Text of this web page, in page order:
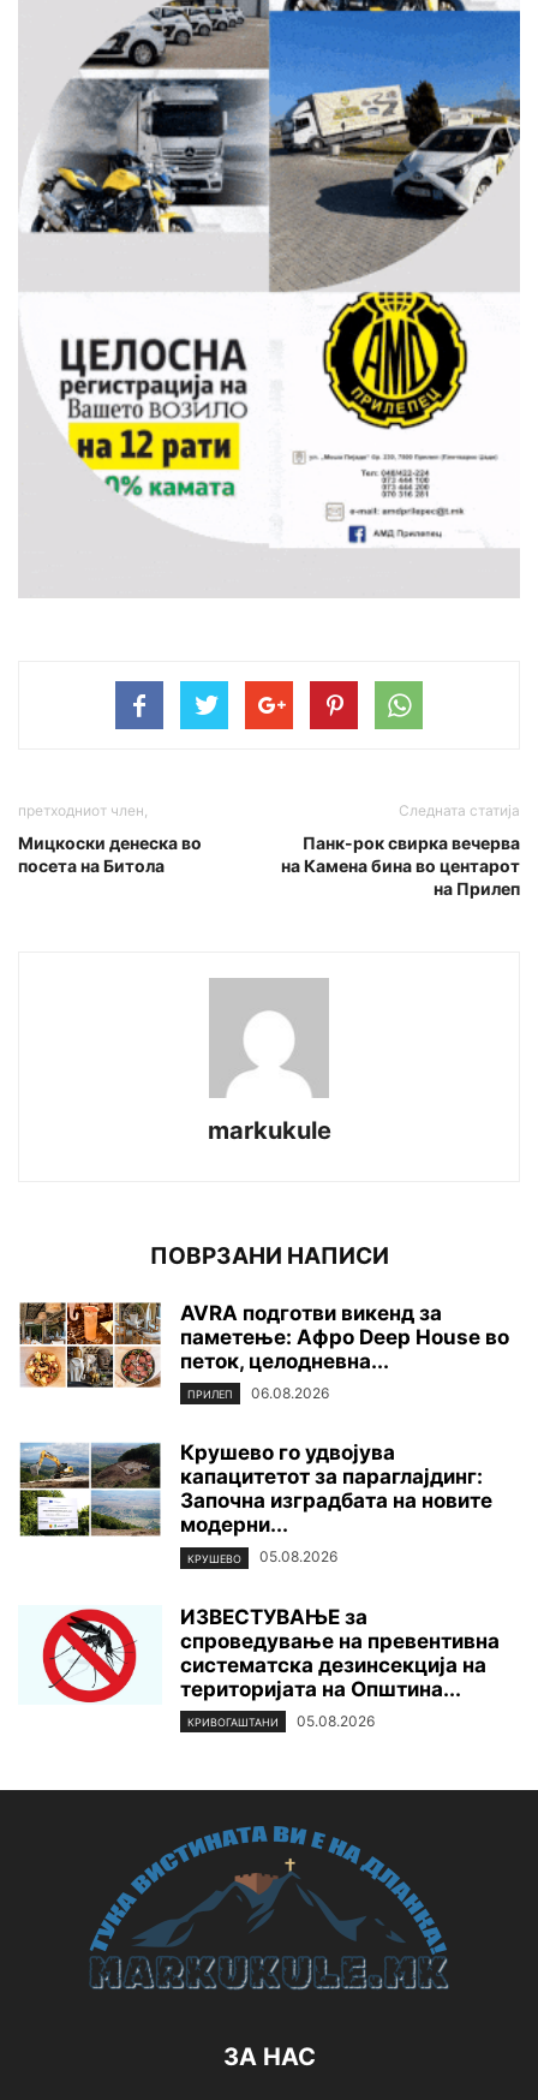
претходниот член,
Мицкоски денеска во
посета на Битола
Следната статија
Панк-рок свирка вечерва
на Камена бина во центарот
на Прилеп
markukule
ПОВРЗАНИ НАПИСИ
AVRA подготви викенд за
паметење: Афро Deep House во
петок, целодневна...
ПРИЛЕП 06.08.2026
Крушево го удвојува
капацитетот за параглајдинг:
Започна изградбата на новите
модерни...
КРУШЕВО 05.08.2026
ИЗВЕСТУВАЊЕ за
спроведување на превентивна
систематска дезинсекција на
територијата нa Општина...
КРИВОГАШТАНИ 05.08.2026
ЗА НАС